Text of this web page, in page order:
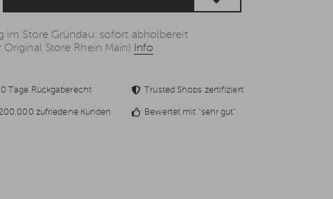
im Store Gründau: sofort abholbereit
Original Store Rhein Main)
Info
Tage Rückgaberecht Trusted Shops zertifiziert
zufriedene Kunden Bewertet mit "sehr gut"